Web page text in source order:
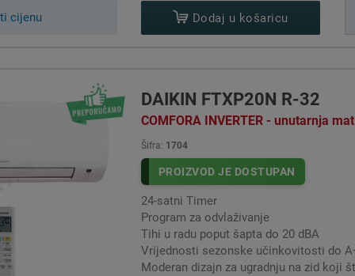
DUAL:
su međusobno spojene plinskim i električnim instalacijama.
zasebno kontrolirati. Ukupnu snagu svih unutarnjih jedinica
postavlja odgovarajuća unutarnja jedinica te se obje
jedinica Trijal klima uređaji DAIKINse sastoje od tri odvojene
spojene plinskim i električnim instalacijama. Svaka
kontrolirati. Ukupnu snagu svih unutarnjih jedinica
cijenu Dodaj u košaricu
DAIKIN FTXP20N R-32
COMFORA INVERTER - unutarnja
Šifra: 1704
PROIZVOD JE DOSTUPAN
24-satni Timer
Program za odvlaživanje
Tihi u radu poput šapta do 20 dBA
Vrijednosti sezonske učinkovitosti do
Moderan dizajn za ugradnju na zid koji